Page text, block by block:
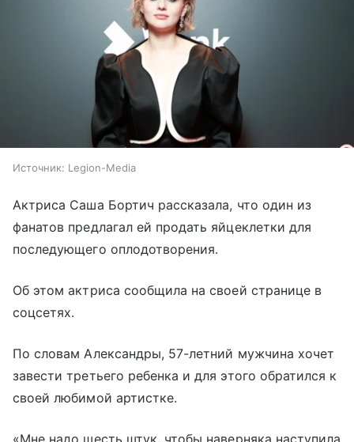
Источник: Legion-Media
Актриса Саша Бортич рассказала, что один из
фанатов предлагал ей продать яйцеклетки для
последующего оплодотворения.
Об этом актриса сообщила на своей странице в
соцсетях.
По словам Александры, 57-летний мужчина хочет
завести третьего ребенка и для этого обратился к
своей любимой артистке.